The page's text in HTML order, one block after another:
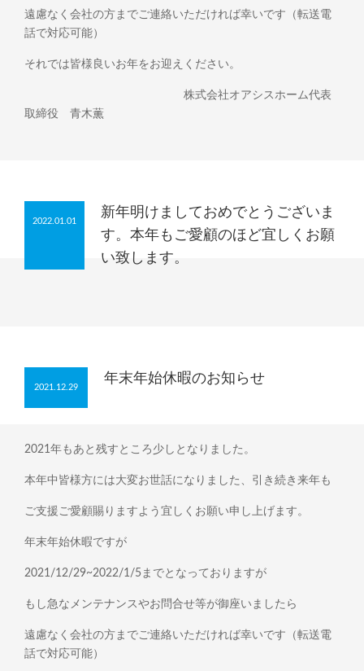
遠慮なく会社の方までご連絡いただければ幸いです（転送電
話で対応可能）
それでは皆様良いお年をお迎えください。
株式会社オアシスホーム代表
取締役 青木薫
2022.01.01
新年明けましておめでとうございま
す。本年もご愛顧のほど宜しくお願
い致します。
2021.12.29
年末年始休暇のお知らせ
2021年もあと残すところ少しとなりました。
本年中皆様方には大変お世話になりました、引き続き来年も
ご支援ご愛顧賜りますよう宜しくお願い申し上げます。
年末年始休暇ですが
2021/12/29~2022/1/5までとなっておりますが
もし急なメンテナンスやお問合せ等が御座いましたら
遠慮なく会社の方までご連絡いただければ幸いです（転送電
話で対応可能）